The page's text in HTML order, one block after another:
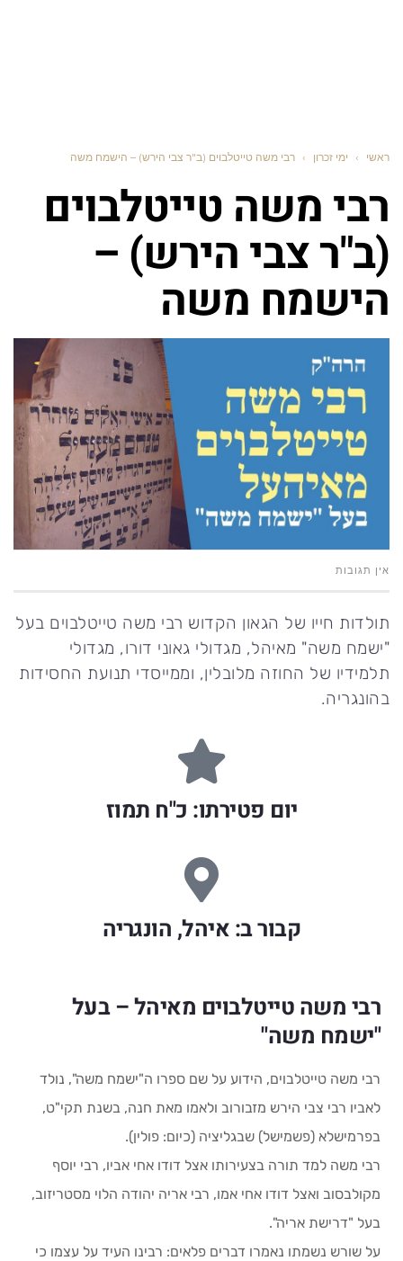
ראשי › ימי זכרון › רבי משה טייטלבוים (ב"ר צבי הירש) – הישמח משה
רבי משה טייטלבוים
(ב"ר צבי הירש) –
הישמח משה
אין תגובות
תולדות חייו של הגאון הקדוש רבי משה טייטלבוים בעל
"ישמח משה" מאיהל, מגדולי גאוני דורו, מגדולי
תלמידיו של החוזה מלובלין, וממייסדי תנועת החסידות
בהונגריה.
יום פטירתו: כ"ח תמוז
קבור ב: איהל, הונגריה
רבי משה טייטלבוים מאיהל – בעל
"ישמח משה"
רבי משה טייטלבוים, הידוע על שם ספרו ה"ישמח משה", נולד
לאביו רבי צבי הירש מזבורוב ולאמו מאת חנה, בשנת תקי"ט,
בפרמישלא (פשמישל) שבגליציה (כיום: פולין).
רבי משה למד תורה בצעירותו אצל דודו אחי אביו, רבי יוסף
מקולבסוב ואצל דודו אחי אמו, רבי אריה יהודה הלוי מסטריזוב,
בעל "דרישת אריה".
על שורש נשמתו נאמרו דברים פלאים: רבינו העיד על עצמו כי